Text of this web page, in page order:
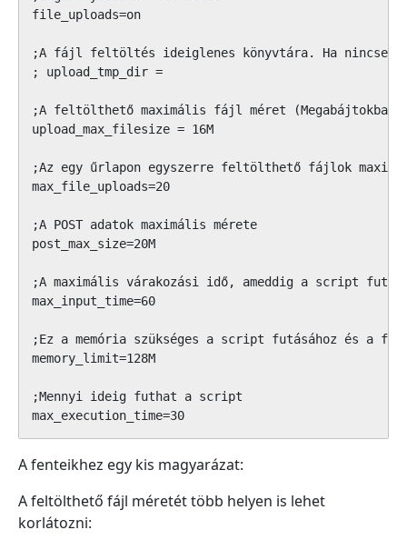
file_uploads=on
;A fájl feltöltés ideiglenes könyvtára. Ha nincsen
; upload_tmp_dir =
;A feltölthető maximális fájl méret (Megabájtokban
upload_max_filesize = 16M
;Az egy űrlapon egyszerre feltölthető fájlok
max_file_uploads=20
;A POST adatok maximális mérete
post_max_size=20M
;A maximális várakozási idő, ameddig a script
max_input_time=60
;Ez a memória szükséges a script futásához és
memory_limit=128M
;Mennyi ideig futhat a script
max_execution_time=30
A fenteikhez egy kis magyarázat:
A feltölthető fájl méretét több helyen is lehet
korlátozni: